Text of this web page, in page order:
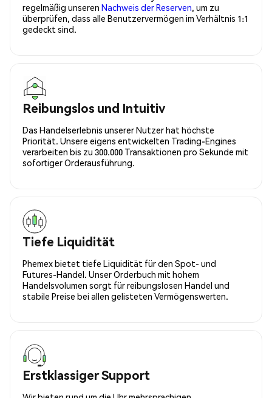
regelmäßig unseren Nachweis der Reserven, um zu
überprüfen, dass alle Benutzervermögen im Verhältnis 1:1
gedeckt sind.
Reibungslos und Intuitiv
Das Handelserlebnis unserer Nutzer hat höchste
Priorität. Unsere eigens entwickelten Trading-Engines
verarbeiten bis zu 300.000 Transaktionen pro Sekunde mit
sofortiger Orderausführung.
Tiefe Liquidität
Phemex bietet tiefe Liquidität für den Spot- und
Futures-Handel. Unser Orderbuch mit hohem
Handelsvolumen sorgt für reibungslosen Handel und
stabile Preise bei allen gelisteten Vermögenswerten.
Erstklassiger Support